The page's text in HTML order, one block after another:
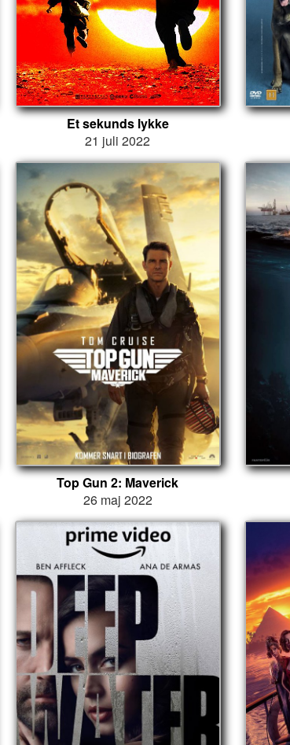
Et sekunds lykke
21 juli 2022
Top Gun 2: Maverick
26 maj 2022